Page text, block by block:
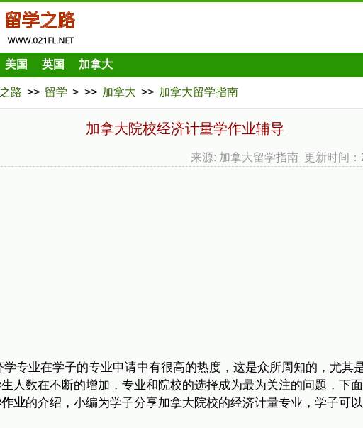
美国 英国 加拿大
路 >> 留学 > >> 加拿大 >> 加拿大留学指南
加拿大院校经济计量学作业辅导
来源: 加拿大留学指南 更新时间：
学专业在学子的专业申请中有很高的热度，这是众所周知的，尤其
人数在不断的增加，专业和院校的选择成为最为关注的问题，下
业的介绍，小编为学子分享加拿大院校的经济计量专业，学子可